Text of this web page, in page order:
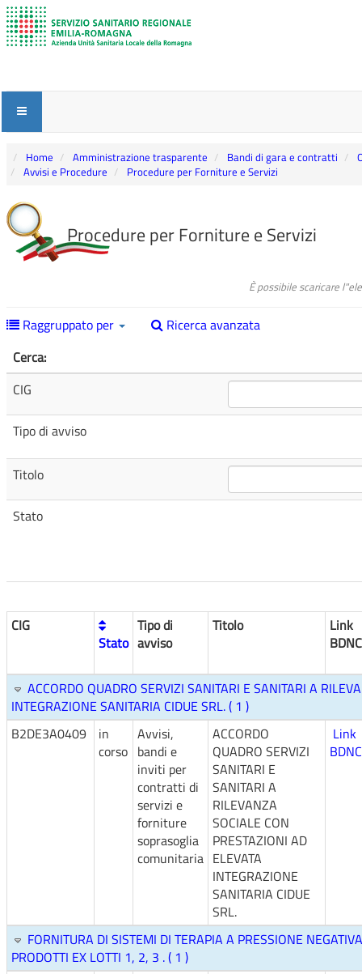
Home Amministrazione trasparente Bandi di gara e contratti
Avvisi e Procedure
Procedure per Forniture e Servizi
Procedure per Forniture e Servizi
È possibile scaricare
Raggruppato per
Ricerca avanzata
Cerca:
CIG
Tipo di avviso
Titolo
Stato
CIG
Stato
Tipo di
avviso
Titolo
Link
ACCORDO QUADRO SERVIZI SANITARI E SANITARI A
INTEGRAZIONE SANITARIA CIDUE SRL. ( 1 )
B2DE3A0409
in
corso
Avvisi,
bandi e
inviti per
contratti di
servizi e
forniture
soprasoglia
comunitaria
ACCORDO
QUADRO SERVIZI
SANITARI E
SANITARI A
RILEVANZA
SOCIALE CON
PRESTAZIONI AD
ELEVATA
INTEGRAZIONE
SANITARIA CIDUE
SRL.
Link
FORNITURA DI SISTEMI DI TERAPIA A PRESSIONE
PRODOTTI EX LOTTI 1, 2, 3 . ( 1 )